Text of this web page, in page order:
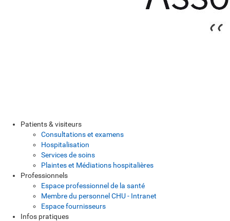
Patients & visiteurs
Consultations et examens
Hospitalisation
Services de soins
Plaintes et Médiations hospitalières
Professionnels
Espace professionnel de la santé
Membre du personnel CHU - Intranet
Espace fournisseurs
Infos pratiques